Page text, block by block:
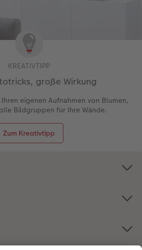
KREATIVTIPP
große Wirkung
eigenen Aufnahmen von Blumen,
Bildgruppen für Ihre Wände.
Zum Kreativtipp